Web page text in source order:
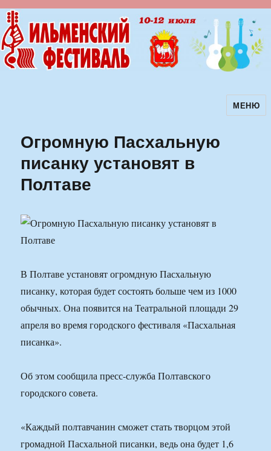
Ильменский фестиваль авторскойМЕНЮ
Огромную Пасхальную
писанку установят в
Полтаве
В Полтаве установят огромдную Пасхальную
писанку, которая будет состоять больше чем из 1000
обычных. Она появится на Театральной площади 29
апреля во время городского фестиваля «Пасхальная
писанка».
Об этом сообщила пресс-служба Полтавского
городского совета.
«Каждый полтавчанин сможет стать творцом этой
громадной Пасхальной писанки, ведь она будет 1,6